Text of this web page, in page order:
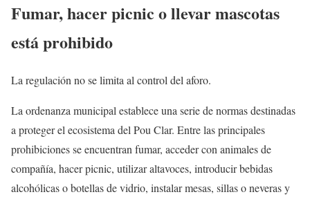
Fumar, hacer picnic o llevar mascotas
está prohibido
La regulación no se limita al control del aforo.
La ordenanza municipal establece una serie de normas destinadas
a proteger el ecosistema del Pou Clar. Entre las principales
prohibiciones se encuentran fumar, acceder con animales de
compañía, hacer picnic, utilizar altavoces, introducir bebidas
alcohólicas o botellas de vidrio, instalar mesas, sillas o neveras y